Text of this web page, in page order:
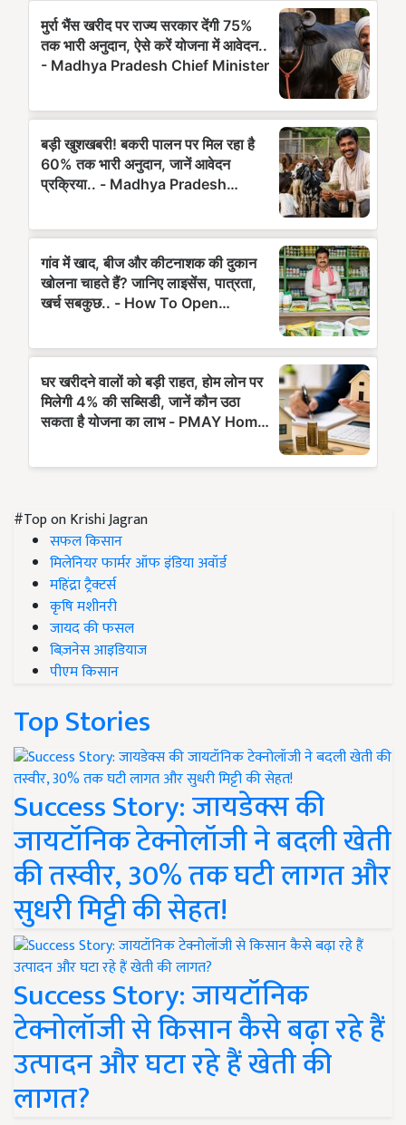
#Top on Krishi Jagran
सफल किसान
मिलेनियर फार्मर ऑफ इंडिया अवॉर्ड
महिंद्रा ट्रैक्टर्स
कृषि मशीनरी
जायद की फसल
बिज़नेस आइडियाज
पीएम किसान
Top Stories
Success Story: जायडेक्स की
जायटॉनिक टेक्नोलॉजी ने बदली खेती
की तस्वीर, 30% तक घटी लागत और
सुधरी मिट्टी की सेहत!
Success Story: जायटॉनिक
टेक्नोलॉजी से किसान कैसे बढ़ा रहे हैं
उत्पादन और घटा रहे हैं खेती की
लागत?